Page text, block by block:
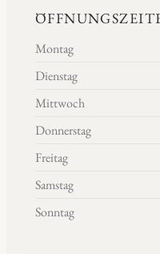
Montag
Dienstag
Mittwoch
Donnerstag
Freitag
Samstag
Sonntag